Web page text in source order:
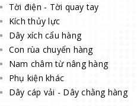
Tời điện - Tời quay tay
Kích thủy lực
Dây xích cẩu hàng
Con rùa chuyển hàng
Nam châm từ nâng hàng
Phụ kiện khác
Dây cáp vải - Dây chằng hàng